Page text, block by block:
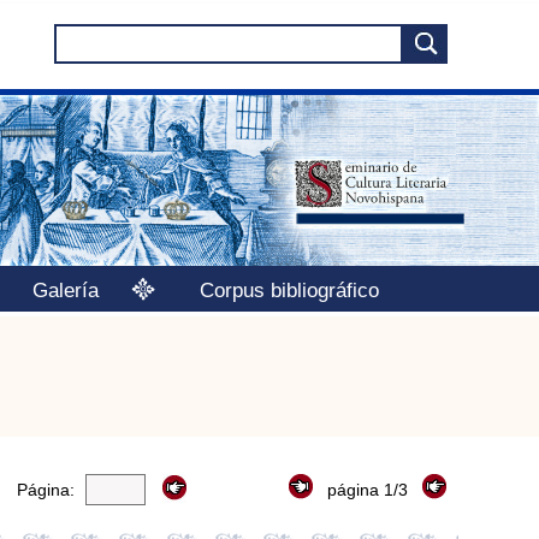
Galería Corpus bibliográfico
Página: página 1/3